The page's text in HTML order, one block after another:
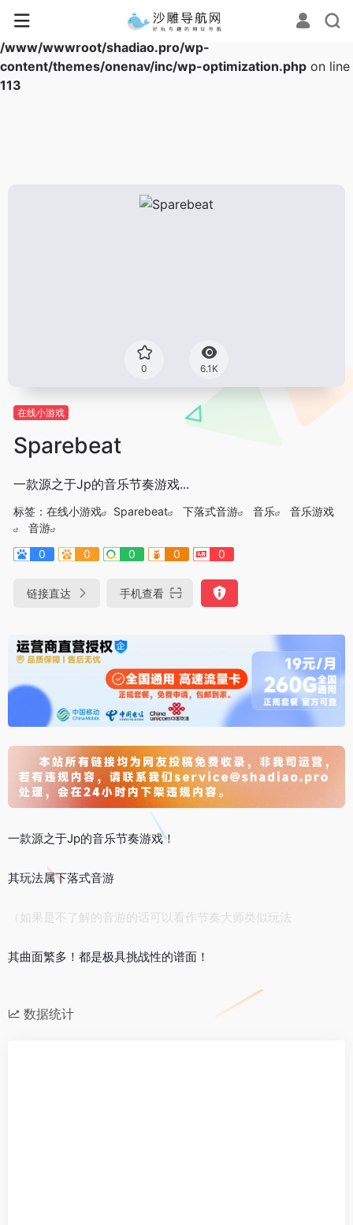
Warning
: Array to string conversion in
/www/wwwroot/shadiao.pro/wp-
content/themes/onenav/inc/wp-optimization.php on line
113
0 6.1K
在线小游戏
Sparebeat
一款源之于Jp的音乐节奏游戏...
标签： 在线小游戏 Sparebeat 下落式音游 音乐
音乐游戏
音游
0
0 0 0 0
链接直达 手机查看
一款源之于Jp的音乐节奏游戏！
其玩法属下落式音游
（如果是不了解的音游的话可以看作节奏大师类似玩法
其曲面繁多！都是极具挑战性的谱面！
数据统计